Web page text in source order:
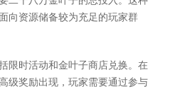
向资源储备较为充足的玩家群
限时活动和金叶子商店兑换。在
级奖励出现，玩家需要通过参与